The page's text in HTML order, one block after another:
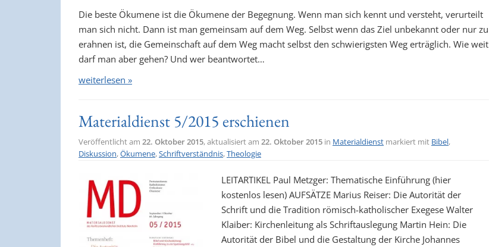
Die beste Ökumene ist die Ökumene der Begegnung. Wenn man sich kennt und versteht, verurteilt
man sich nicht. Dann ist man gemeinsam auf dem Weg. Selbst wenn das Ziel unbekannt oder nur zu
erahnen ist, die Gemeinschaft auf dem Weg macht selbst den schwierigsten Weg erträglich. Wie weit
darf man aber gehen? Und wer beantwortet…
weiterlesen »
Materialdienst 5/2015 erschienen
Veröffentlicht am 22. Oktober 2015, aktualisiert am 22. Oktober 2015 in Materialdienst markiert mit Bibel,
Diskussion,Ökumene,Schriftverständnis,Theologie
LEITARTIKEL Paul Metzger: Thematische Einführung (hier
kostenlos lesen) AUFSÄTZE Marius Reiser: Die Autorität der
Schrift und die Tradition römisch-katholischer Exegese Walter
Klaiber: Kirchenleitung als Schriftauslegung Martin Hein: Die
Autorität der Bibel und die Gestaltung der Kirche Johannes